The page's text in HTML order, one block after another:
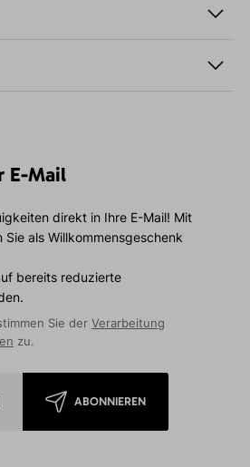
E-Mail
direkt in Ihre E-Mail! Mit
als Willkommensgeschenk
bereits reduzierte
Sie der Verarbeitung
zu.
ABONNIEREN